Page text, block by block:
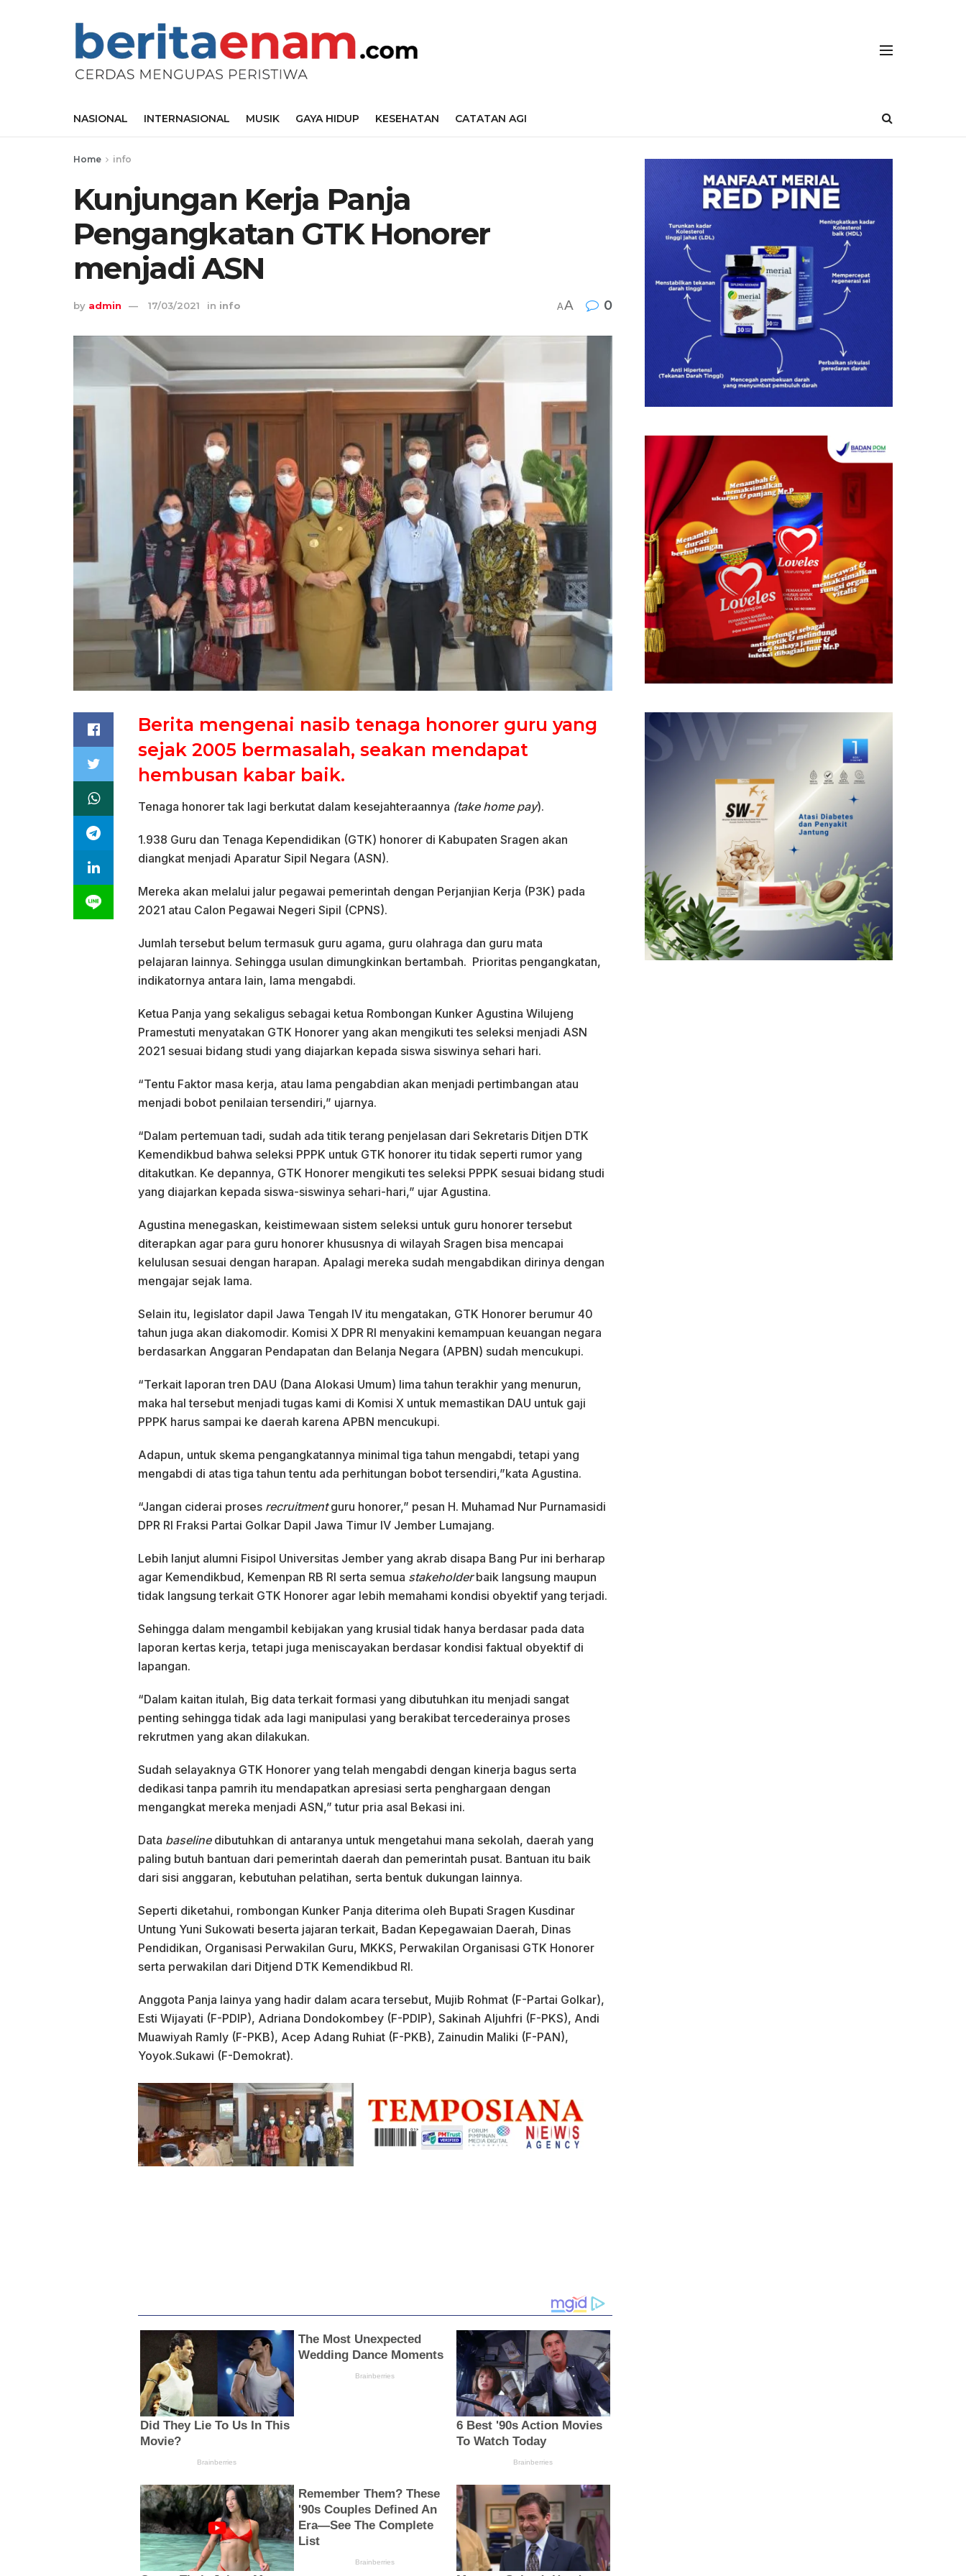
NASIONAL INTERNASIONAL MUSIK GAYA HIDUP KESEHATAN CATATAN AGI
Home info
Kunjungan Kerja Panja
Pengangkatan GTK Honorer
menjadi ASN
by admin 17/03/2021 in info AA 0
Berita mengenai nasib tenaga honorer guru yang
sejak 2005 bermasalah, seakan mendapat
hembusan kabar baik.
Tenaga honorer tak lagi berkutat dalam kesejahteraannya (take home pay).
1.938 Guru dan Tenaga Kependidikan (GTK) honorer di Kabupaten Sragen akan
diangkat menjadi Aparatur Sipil Negara (ASN).
Mereka akan melalui jalur pegawai pemerintah dengan Perjanjian Kerja (P3K) pada
2021 atau Calon Pegawai Negeri Sipil (CPNS).
Jumlah tersebut belum termasuk guru agama, guru olahraga dan guru mata
pelajaran lainnya. Sehingga usulan dimungkinkan bertambah. Prioritas pengangkatan,
indikatornya antara lain, lama mengabdi.
Ketua Panja yang sekaligus sebagai ketua Rombongan Kunker Agustina Wilujeng
Pramestuti menyatakan GTK Honorer yang akan mengikuti tes seleksi menjadi ASN
2021 sesuai bidang studi yang diajarkan kepada siswa siswinya sehari hari.
“Tentu Faktor masa kerja, atau lama pengabdian akan menjadi pertimbangan atau
menjadi bobot penilaian tersendiri,” ujarnya.
“Dalam pertemuan tadi, sudah ada titik terang penjelasan dari Sekretaris Ditjen DTK
Kemendikbud bahwa seleksi PPPK untuk GTK honorer itu tidak seperti rumor yang
ditakutkan. Ke depannya, GTK Honorer mengikuti tes seleksi PPPK sesuai bidang studi
yang diajarkan kepada siswa-siswinya sehari-hari,” ujar Agustina.
Agustina menegaskan, keistimewaan sistem seleksi untuk guru honorer tersebut
diterapkan agar para guru honorer khususnya di wilayah Sragen bisa mencapai
kelulusan sesuai dengan harapan. Apalagi mereka sudah mengabdikan dirinya dengan
mengajar sejak lama.
Selain itu, legislator dapil Jawa Tengah IV itu mengatakan, GTK Honorer berumur 40
tahun juga akan diakomodir. Komisi X DPR RI menyakini kemampuan keuangan negara
berdasarkan Anggaran Pendapatan dan Belanja Negara (APBN) sudah mencukupi.
“Terkait laporan tren DAU (Dana Alokasi Umum) lima tahun terakhir yang menurun,
maka hal tersebut menjadi tugas kami di Komisi X untuk memastikan DAU untuk gaji
PPPK harus sampai ke daerah karena APBN mencukupi.
Adapun, untuk skema pengangkatannya minimal tiga tahun mengabdi, tetapi yang
mengabdi di atas tiga tahun tentu ada perhitungan bobot tersendiri,”kata Agustina.
“Jangan ciderai proses recruitmentguru honorer,” pesan H. Muhamad Nur Purnamasidi
DPR RI Fraksi Partai Golkar Dapil Jawa Timur IV Jember Lumajang.
Lebih lanjut alumni Fisipol Universitas Jember yang akrab disapa Bang Pur ini berharap
agar Kemendikbud, Kemenpan RB RI serta semua stakeholderbaik langsung maupun
tidak langsung terkait GTK Honorer agar lebih memahami kondisi obyektif yang terjadi.
Sehingga dalam mengambil kebijakan yang krusial tidak hanya berdasar pada data
laporan kertas kerja, tetapi juga meniscayakan berdasar kondisi faktual obyektif di
lapangan.
“Dalam kaitan itulah, Big data terkait formasi yang dibutuhkan itu menjadi sangat
penting sehingga tidak ada lagi manipulasi yang berakibat tercederainya proses
rekrutmen yang akan dilakukan.
Sudah selayaknya GTK Honorer yang telah mengabdi dengan kinerja bagus serta
dedikasi tanpa pamrih itu mendapatkan apresiasi serta penghargaan dengan
mengangkat mereka menjadi ASN,” tutur pria asal Bekasi ini.
Data baselinedibutuhkan di antaranya untuk mengetahui mana sekolah, daerah yang
paling butuh bantuan dari pemerintah daerah dan pemerintah pusat. Bantuan itu baik
dari sisi anggaran, kebutuhan pelatihan, serta bentuk dukungan lainnya.
Seperti diketahui, rombongan Kunker Panja diterima oleh Bupati Sragen Kusdinar
Untung Yuni Sukowati beserta jajaran terkait, Badan Kepegawaian Daerah, Dinas
Pendidikan, Organisasi Perwakilan Guru, MKKS, Perwakilan Organisasi GTK Honorer
serta perwakilan dari Ditjend DTK Kemendikbud RI.
Anggota Panja lainya yang hadir dalam acara tersebut, Mujib Rohmat (F-Partai Golkar),
Esti Wijayati (F-PDIP), Adriana Dondokombey (F-PDIP), Sakinah Aljuhfri (F-PKS), Andi
Muawiyah Ramly (F-PKB), Acep Adang Ruhiat (F-PKB), Zainudin Maliki (F-PAN),
Yoyok.Sukawi (F-Demokrat).